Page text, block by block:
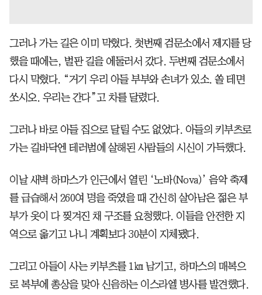
그러나 가는 길은 이미 막혔다. 첫번째 검문소에서 제지를 당
했을 때에는, 벌판 길을 에둘러서 갔다. 두번째 검문소에서
다시 막혔다. “거기 우리 아들 부부와 손녀가 있소. 쏠 테면
쏘시오. 우리는 간다”고 차를 달렸다.
그러나 바로 아들 집으로 달릴 수도 없었다. 아들의 키부츠로
가는 길바닥엔 테러범에 살해된 사람들의 시신이 가득했다.
이날 새벽 하마스가 인근에서 열린 ‘노바(Nova)’ 음악 축제
를 급습해서 260여 명을 죽였을 때 간신히 살아남은 젊은 부
부가 옷이 다 찢겨진 채 구조를 요청했다. 이들을 안전한 지
역으로 옮기고 나니 계획보다 30분이 지체됐다.
그리고 아들이 사는 키부츠를 1㎞ 남기고, 하마스의 매복으
로 복부에 총상을 맞아 신음하는 이스라엘 병사를 발견했다.